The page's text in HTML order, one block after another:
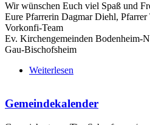
Wir wünschen Euch viel Spaß und
Eure Pfarrerin Dagmar Diehl,
Vorkonfi-Team
Ev. Kirchengemeinden Bodenheim-
Gau-Bischofsheim
Weiterlesen
Gemeindekalender